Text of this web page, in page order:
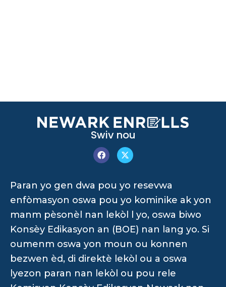
Swiv nou
Paran yo gen dwa pou yo resevwa
enfòmasyon oswa pou yo kominike ak yon
manm pèsonèl nan lekòl l yo, oswa biwo
Konsèy Edikasyon an (BOE) nan lang yo. Si
oumenm oswa yon moun ou konnen
bezwen èd, di direktè lekòl ou a oswa
lyezon paran nan lekòl ou pou rele